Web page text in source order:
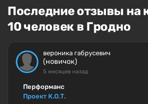
Последние отзывы на
10 человек в Гродно
вероника габрусевич
(новичок)
5 месяцев назад
Перформанс
Проект К.О.Т.